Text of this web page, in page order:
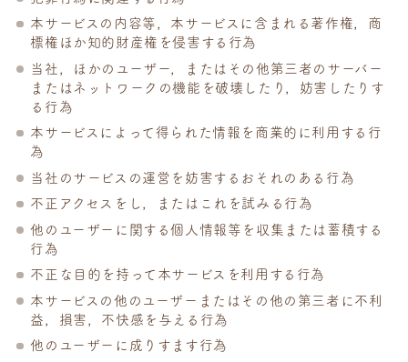
本サービスの内容等，本サービスに含まれる著作権，商
標権ほか知的財産権を侵害する行為
当社，ほかのユーザー，またはその他第三者のサーバー
またはネットワークの機能を破壊したり，妨害したりす
る行為
本サービスによって得られた情報を商業的に利用する行
為
当社のサービスの運営を妨害するおそれのある行為
不正アクセスをし，またはこれを試みる行為
他のユーザーに関する個人情報等を収集または蓄積する
行為
不正な目的を持って本サービスを利用する行為
本サービスの他のユーザーまたはその他の第三者に不利
益，損害，不快感を与える行為
他のユーザーに成りすます行為